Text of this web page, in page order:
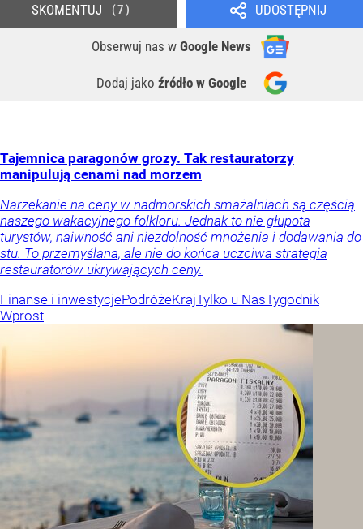
UDOSTĘPNIJ
Obserwuj nas w Google News
Dodaj jako źródło w Google
SKOMENTUJ 7
Tajemnica paragonów grozy. Tak restauratorzy
manipulują cenami nad morzem
Narzekanie na ceny w nadmorskich smażalniach są częścią
naszego wakacyjnego folkloru. Jednak to nie głupota
turystów, naiwność ani niezdolność mnożenia i dodawania do
stu. To przemyślana, ale nie do końca uczciwa strategia
restauratorów ukrywających ceny.
Finanse i inwestycjePodróżeKrajTylko u NasTygodnik
Wprost